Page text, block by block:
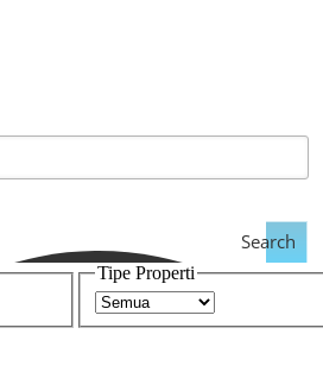
Search
Tipe Properti